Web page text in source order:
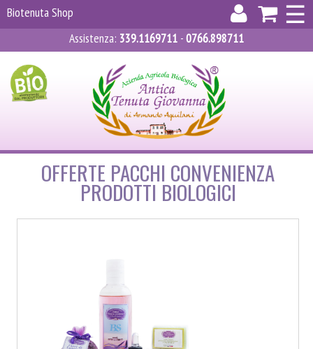
Assistenza: 339.1169711 -0766.898711
Biotenuta Shop ☰
×
OFFERTE PACCHI CONVENIENZA
PRODOTTI BIOLOGICI